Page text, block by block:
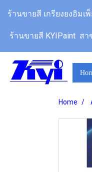
ร้านขายสี เกรียงยงอิมเ
ร้านขายสี KYIPaint ส
Home